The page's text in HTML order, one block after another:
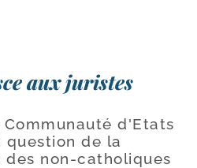
aux juristes
d'Etats
de la
non-catholiques